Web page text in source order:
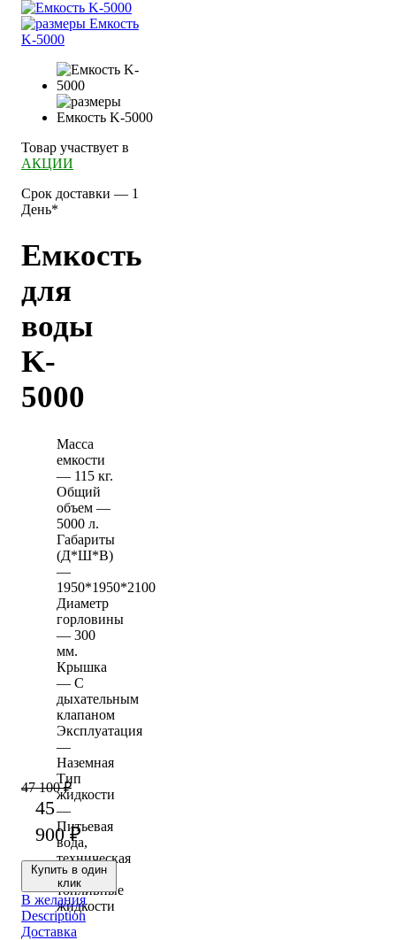
Товар участвует в
АКЦИИ
Срок доставки — 1
День*
Емкость
для
воды
K-
5000
Масса
емкости
— 115 кг.
Общий
объем —
5000 л.
Габариты
(Д*Ш*В)
—
1950*1950*2100
Диаметр
горловины
— 300
мм.
Крышка
— С
дыхательным
клапаном
Эксплуатация
—
Наземная
Тип
жидкости
—
Питьевая
вода,
техническая
вода,
топливные
жидкости
47 100₽
45
900₽
Купить в один
клик
В желания
Description
Доставка